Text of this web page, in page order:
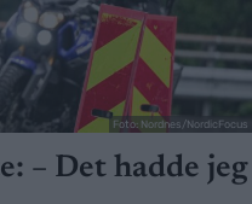
Foto: Nordnes/NordicFocus
– Det hadde jeg